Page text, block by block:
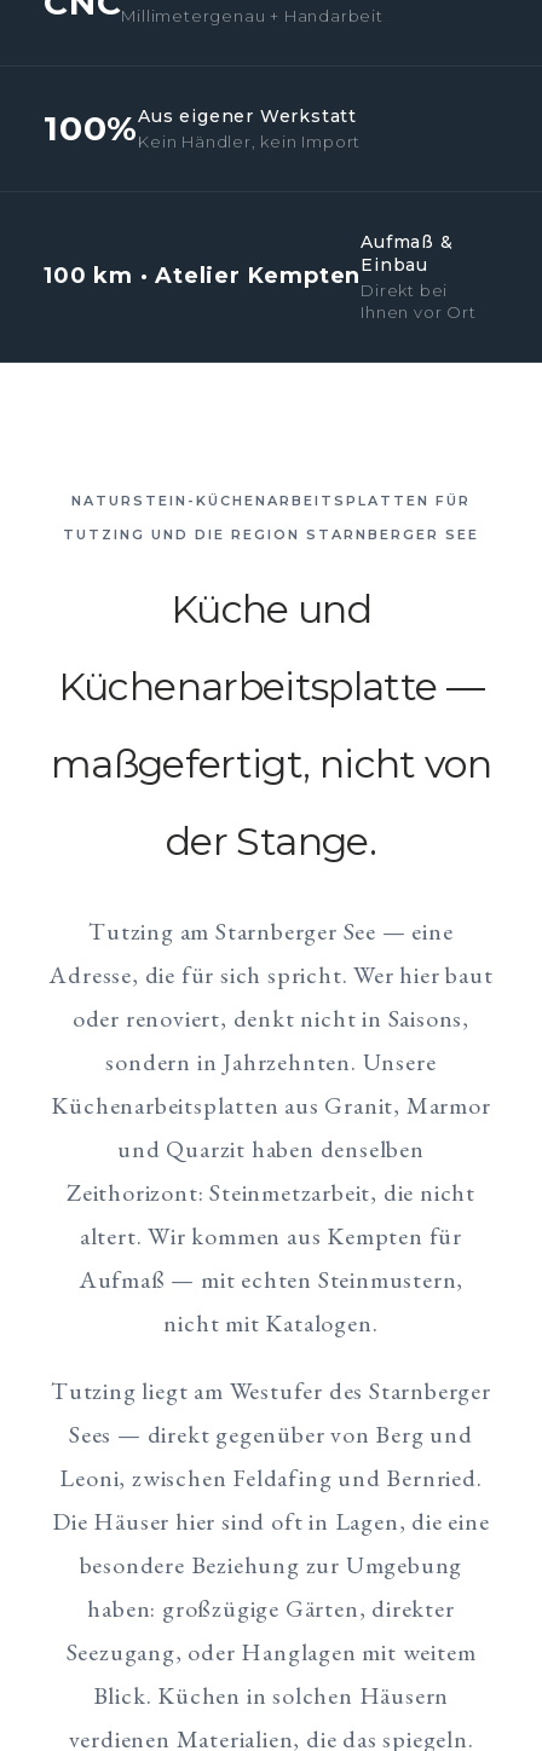
Millimetergenau + Handarbeit
100%Aus eigener Werkstatt
Kein Händler, kein Import
100 km · Atelier Kempten
Aufmaß &
Einbau
Direkt bei
Ihnen vor Ort
NATURSTEIN-KÜCHENARBEITSPLATTEN FÜR
TUTZING UND DIE REGION STARNBERGER SEE
Küche und
Küchenarbeitsplatte —
maßgefertigt, nicht von
der Stange.
Tutzing am Starnberger See — eine
Adresse, die für sich spricht. Wer hier baut
oder renoviert, denkt nicht in Saisons,
sondern in Jahrzehnten. Unsere
Küchenarbeitsplatten aus Granit, Marmor
und Quarzit haben denselben
Zeithorizont: Steinmetzarbeit, die nicht
altert. Wir kommen aus Kempten für
Aufmaß — mit echten Steinmustern,
nicht mit Katalogen.
Tutzing liegt am Westufer des Starnberger
Sees — direkt gegenüber von Berg und
Leoni, zwischen Feldafing und Bernried.
Die Häuser hier sind oft in Lagen, die eine
besondere Beziehung zur Umgebung
haben: großzügige Gärten, direkter
Seezugang, oder Hanglagen mit weitem
Blick. Küchen in solchen Häusern
verdienen Materialien, die das spiegeln.